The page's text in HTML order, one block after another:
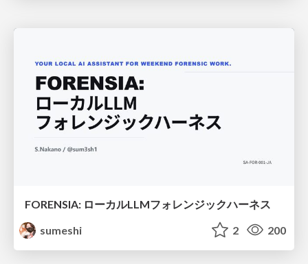
FORENSIA: ローカルLLMフォレンジックハーネス
sumeshi
2 200